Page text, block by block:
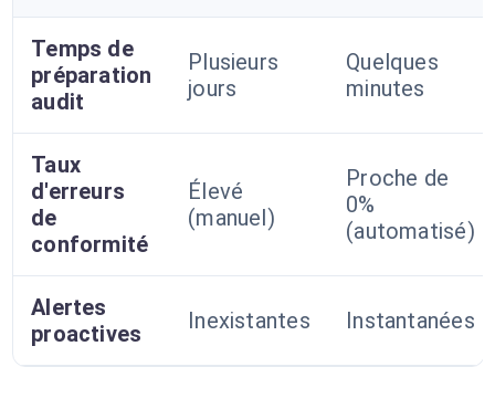
Temps de
préparation
audit
Plusieurs
jours
Quelques
minutes
Taux
d'erreurs
de
conformité
Élevé
(manuel)
Proche de
0%
(automatisé)
Alertes
proactives
Inexistantes Instantanées